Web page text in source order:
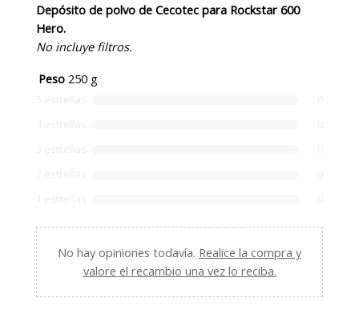
Depósito de polvo de Cecotec para Rockstar 600
Hero.
No incluye filtros.
Peso 250 g
No hay opiniones todavía. Realice la compra y
valore el recambio una vez lo reciba.